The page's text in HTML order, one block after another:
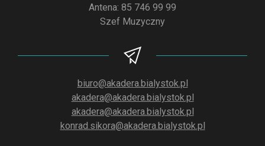
Antena: 85 746 99 99
Szef Muzyczny
biuro@akadera.bialystok.pl
akadera@akadera.bialystok.pl
akadera@akadera.bialystok.pl
konrad.sikora@akadera.bialystok.pl